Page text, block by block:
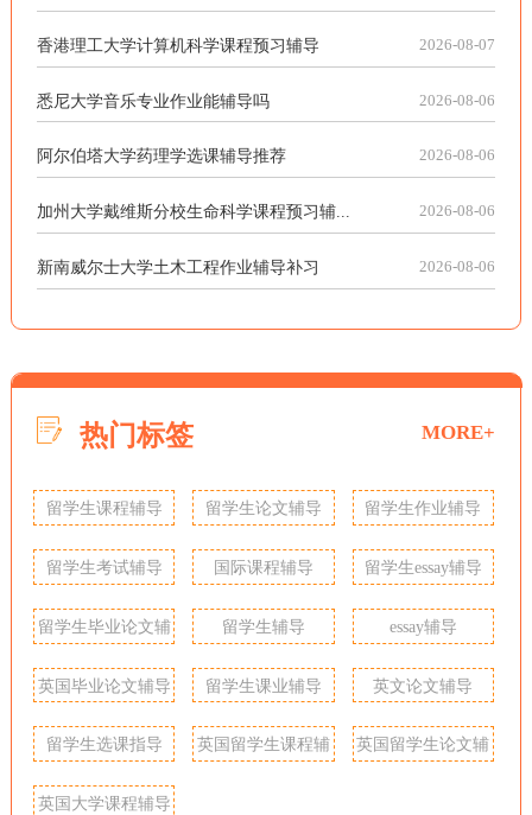
香港理工大学计算机科学课程预习辅导 2026-08-07
悉尼大学音乐专业作业能辅导吗 2026-08-06
阿尔伯塔大学药理学选课辅导推荐 2026-08-06
加州大学戴维斯分校生命科学课程预习辅... 2026-08-06
新南威尔士大学土木工程作业辅导补习 2026-08-06
热门标签 MORE+
留学生课程辅导 留学生论文辅导 留学生作业辅导
留学生考试辅导 国际课程辅导 留学生essay辅导
留学生毕业论文辅
留学生辅导 essay辅导
英国毕业论文辅导 留学生课业辅导 英文论文辅导
留学生选课指导
英国留学生课程辅
英国留学生论文辅
英国大学课程辅导